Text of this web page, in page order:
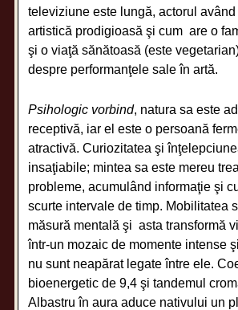
televiziune este lungă, actorul
artistică prodigioasă şi cum are o
şi o viaţă sănătoasă (este
despre performanţele sale în artă.
Psihologic vorbind, natura sa este
receptivă, iar el este o persoană
atractivă. Curiozitatea şi
insaţiabile; mintea sa este mereu
probleme, acumulând informaţie şi
scurte intervale de timp. Mobilitatea
măsură mentală şi asta transformă
într-un mozaic de momente intense
nu sunt neapărat legate între ele.
bioenergetic de 9,4 şi tandemul
Albastru în aura aduce nativului un